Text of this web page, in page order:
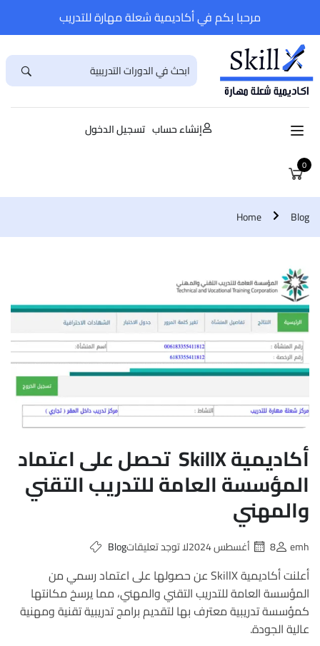
مرحبا بكم في أكاديمية شعلة مهارة للتدريب
إنشاء حساب تسجيل الدخول
0
Home Blog
أكاديمية SkillX تحصل على اعتماد
المؤسسة العامة للتدريب التقني
والمهني
emh 8 أغسطس 2024 لا توجد تعليقاتBlog
أعلنت أكاديمية SkillX عن حصولها على اعتماد رسمي من
المؤسسة العامة للتدريب التقني والمهني، مما يرسخ مكانتها
كمؤسسة تدريبية معترف بها لتقديم برامج تدريبية تقنية ومهنية
عالية الجودة.